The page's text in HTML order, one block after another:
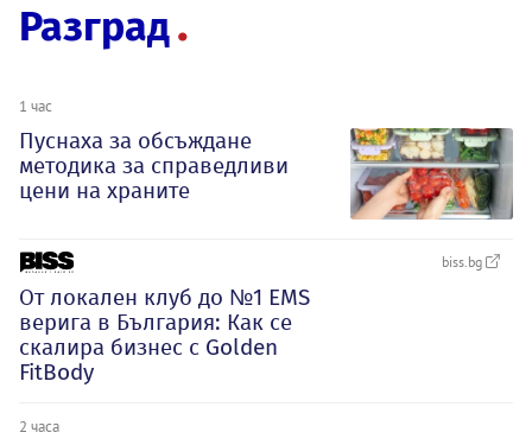
Разград
1 час
Пуснаха за обсъждане
методика за справедливи
цени на храните
biss.bg
От локален клуб до №1 EMS
верига в България: Как се
скалира бизнес с Golden
FitBody
2 часа